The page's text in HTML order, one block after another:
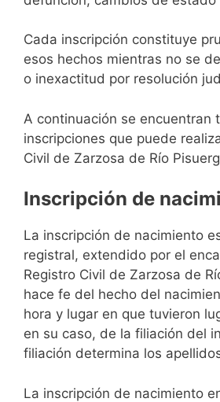
Cada inscripción constituye
esos hechos mientras no se
o inexactitud por resolución
A continuación se encuentran
inscripciones que puede
Civil de Zarzosa de Río
Inscripción de
La inscripción de nacimiento
registral, extendido por el
Registro Civil de Zarzosa de
hace fe del hecho del
hora y lugar en que tuvieron
en su caso, de la filiación del
filiación determina los
La inscripción de nacimiento